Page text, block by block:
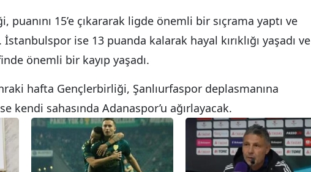
puanını 15’e çıkararak ligde önemli bir sıçrama yaptı ve
ise 13 puanda kalarak hayal kırıklığı yaşadı ve
önemli bir kayıp yaşadı.
hafta Gençlerbirliği, Şanlıurfaspor deplasmanına
kendi sahasında Adanaspor’u ağırlayacak.